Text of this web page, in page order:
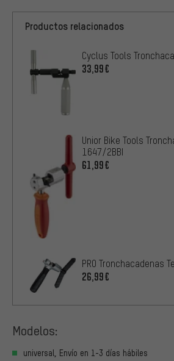
Productos relacionados
Cyclus Tools
33,99€
Unior Bike Tools
1647/2BBI
61,99€
PRO Tronchacadenas
26,99€
Modelos:
universal, Envío en 1-3 días hábiles